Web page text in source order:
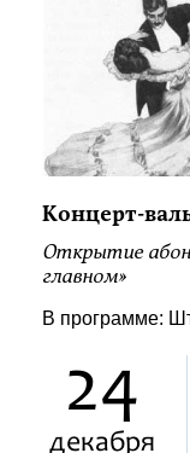
Концерт-
Открытие
главном»
В программе:
24
декабря